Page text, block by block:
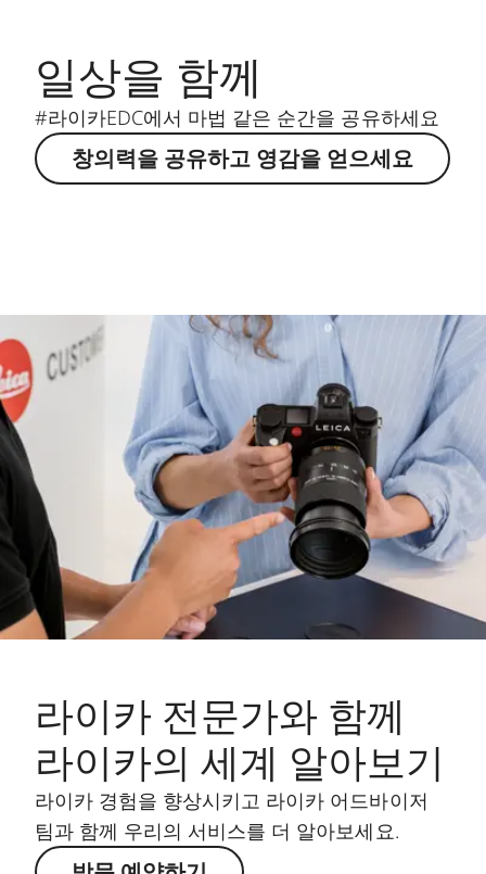
일상을 함께
#라이카EDC에서 마법 같은 순간을 공유하세요
창의력을 공유하고 영감을 얻으세요
라이카 전문가와 함께
라이카의 세계 알아보기
라이카 경험을 향상시키고 라이카 어드바이저
팀과 함께 우리의 서비스를 더 알아보세요.